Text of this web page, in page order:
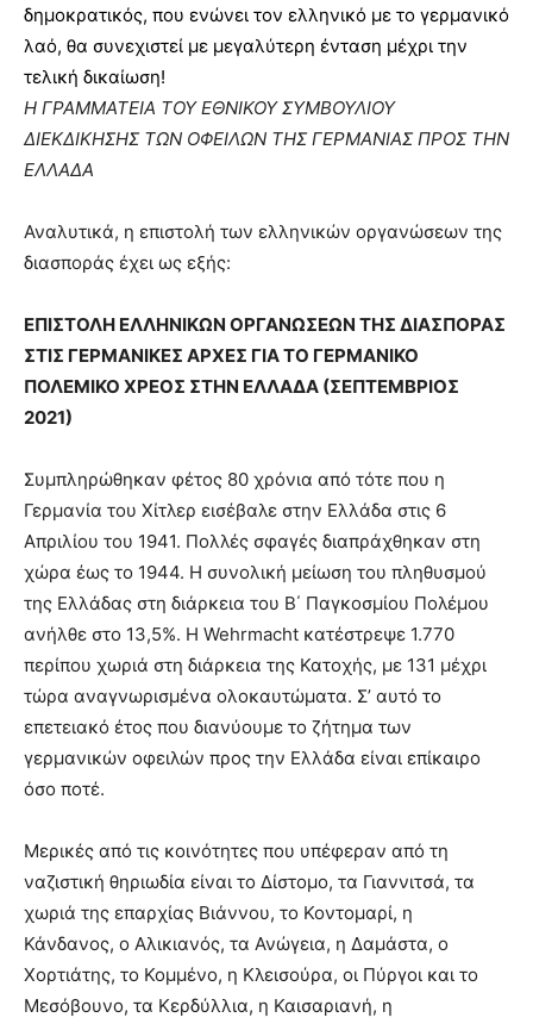
δημοκρατικός, που ενώνει τον ελληνικό με το γερμανικό
λαό, θα συνεχιστεί με μεγαλύτερη ένταση μέχρι την
τελική δικαίωση!
Η ΓΡΑΜΜΑΤΕΙΑ ΤΟΥ ΕΘΝΙΚΟΥ ΣΥΜΒΟΥΛΙΟΥ
ΔΙΕΚΔΙΚΗΣΗΣ ΤΩΝ ΟΦΕΙΛΩΝ ΤΗΣ ΓΕΡΜΑΝΙΑΣ ΠΡΟΣ ΤΗΝ
ΕΛΛΑΔΑ
Αναλυτικά, η επιστολή των ελληνικών οργανώσεων της
διασποράς έχει ως εξής:
ΕΠΙΣΤΟΛΗ ΕΛΛΗΝΙΚΩΝ ΟΡΓΑΝΩΣΕΩΝ ΤΗΣ ΔΙΑΣΠΟΡΑΣ
ΣΤΙΣ ΓΕΡΜΑΝΙΚΕΣ ΑΡΧΕΣ ΓΙΑ ΤΟ ΓΕΡΜΑΝΙΚΟ
ΠΟΛΕΜΙΚΟ ΧΡΕΟΣ ΣΤΗΝ ΕΛΛΑΔΑ (ΣΕΠΤΕΜΒΡΙΟΣ
2021)
Συμπληρώθηκαν φέτος 80 χρόνια από τότε που η
Γερμανία του Χίτλερ εισέβαλε στην Ελλάδα στις 6
Απριλίου του 1941. Πολλές σφαγές διαπράχθηκαν στη
χώρα έως το 1944. Η συνολική μείωση του πληθυσμού
της Ελλάδας στη διάρκεια του Β΄ Παγκοσμίου Πολέμου
ανήλθε στο 13,5%. Η Wehrmacht κατέστρεψε 1.770
περίπου χωριά στη διάρκεια της Κατοχής, με 131 μέχρι
τώρα αναγνωρισμένα ολοκαυτώματα. Σ’ αυτό το
επετειακό έτος που διανύουμε το ζήτημα των
γερμανικών οφειλών προς την Ελλάδα είναι επίκαιρο
όσο ποτέ.
Μερικές από τις κοινότητες που υπέφεραν από τη
ναζιστική θηριωδία είναι το Δίστομο, τα Γιαννιτσά, τα
χωριά της επαρχίας Βιάννου, το Κοντομαρί, η
Κάνδανος, ο Αλικιανός, τα Ανώγεια, η Δαμάστα, ο
Χορτιάτης, το Κομμένο, η Κλεισούρα, οι Πύργοι και το
Μεσόβουνο, τα Κερδύλλια, η Καισαριανή, η